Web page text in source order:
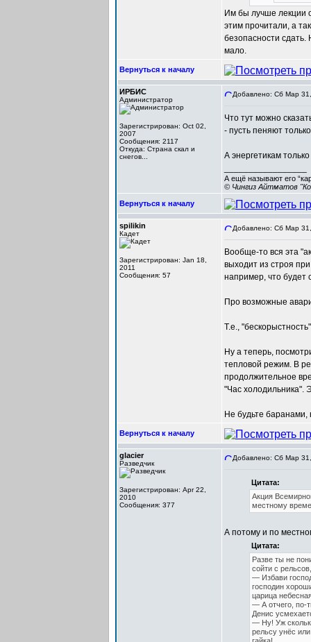
Им бы лучше лекции
этим прочитали, а
безопасности
мало.
Вернуться к началу
ИРБИС
Администратор
Зарегистрирован: Oct 02,
2007
Сообщения: 2117
Откуда: Cтрана скал и
снегов...
Добавлено: Сб Мар
Что тут можно
- пусть пеняют
А энергетикам
А ещё называют его
© Чингиз Айтматов
Вернуться к началу
spilikin
Кадет
Зарегистрирован: Jan 18,
2011
Сообщения: 57
Добавлено: Сб Мар
Вообще-то вся эта
выходит из строя
например, что будет
Про возможные
Т.е.,
Ну а теперь,
тепловой режим. В
продолжительное
"Час холодильника".
Не будьте
Вернуться к началу
glacier
Разведчик
Зарегистрирован: Apr 22,
2010
Сообщения: 377
Добавлено: Сб Мар
Цитата:
Акция
местному
А потому и по
Цитата:
Разве ты не
сойти с
— Избави
господин
царица
— А отчего, по-
Денис
— Ну! Уж
рельсу унёс